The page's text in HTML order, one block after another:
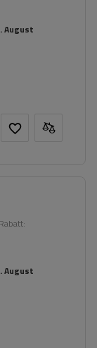
August
August